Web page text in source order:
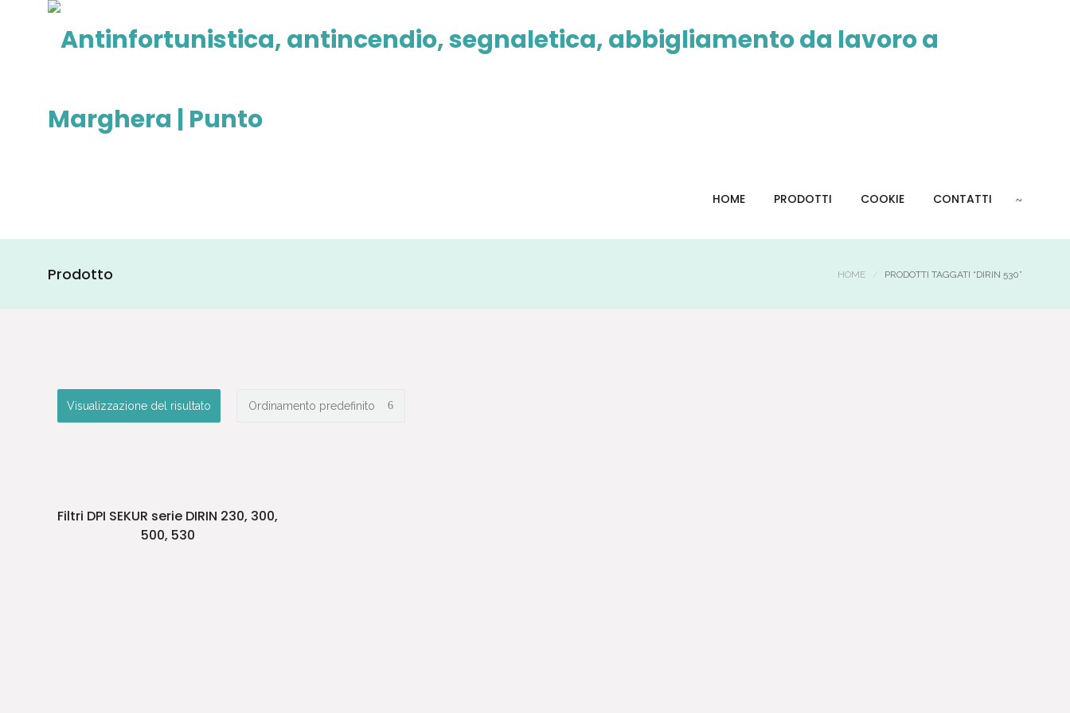
HOME PRODOTTI COOKIE CONTATTI
Prodotto HOME PRODOTTI TAGGATI “DIRIN 530”
Visualizzazione del risultato
Filtri DPI SEKUR serie DIRIN 230, 300,
500, 530